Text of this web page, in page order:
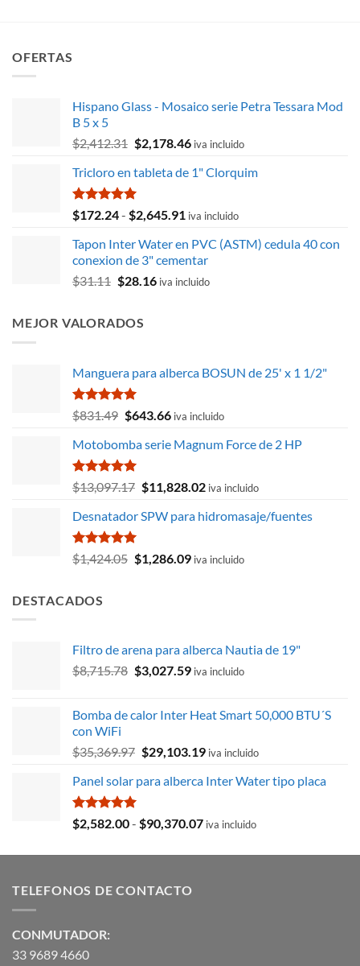
OFERTAS
Hispano Glass - Mosaico serie Petra Tessara Mod
B 5 x 5
$2,412.31 El
original
era:
$2,412.31.
$2,178.46El
actual
$2,178.46.
iva incluido
Tricloro en tableta de 1" Clorquim
Valorado
con
de 5
$172.24- $2,645.91 Rango
precios:
desde
$172.24
iva incluido
Tapon Inter Water en PVC (ASTM) cedula 40 con
conexion de 3" cementar
$31.11 El
era:
$28.16Eliva incluido
MEJOR VALORADOS
Manguera para alberca BOSUN de 25' x 1 1/2"
Valorado
con
de 5
$831.49 El
original
era:
$831.49.
$643.66El
actual
$643.66.
iva incluido
Motobomba serie Magnum Force de 2 HP
Valorado
con
de 5
$13,097.17 El
original
$13,097.17.
$11,828.02El
actual
$11,828.02.
iva incluido
Desnatador SPW para hidromasaje/fuentes
Valorado
con
$1,424.05 El
$1,286.09Eliva incluido
DESTACADOS
Filtro de arena para alberca Nautia de 19"
$8,715.78 El
era:
$3,027.59El
es:
iva incluido
Bomba de calor Inter Heat Smart 50,000 BTU´S
con WiFi
$35,369.97 El
original
$35,369.97.
$29,103.19El
actual
$29,103.19.
iva incluido
Panel solar para alberca Inter Water tipo placa
Valorado
con
$2,582.00- $90,370.07Rango
precios:
iva incluido
TELEFONOS DE CONTACTO
CONMUTADOR:
33 9689 4660